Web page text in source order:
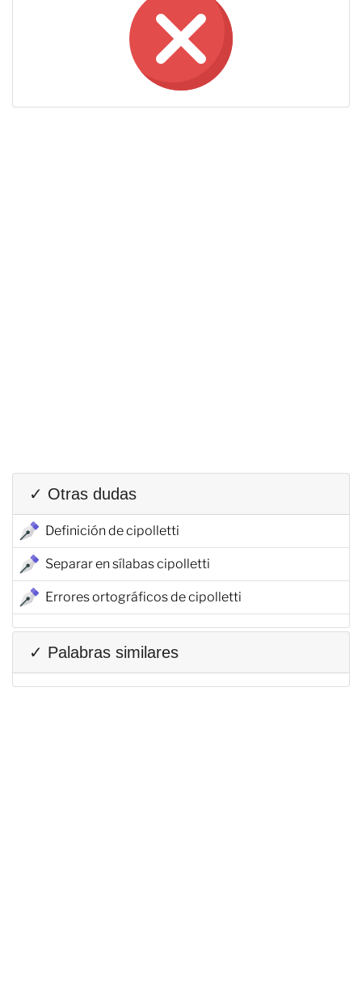
✓ Otras dudas
Definición de cipolletti
Separar en sílabas cipolletti
Errores ortográficos de cipolletti
✓ Palabras similares